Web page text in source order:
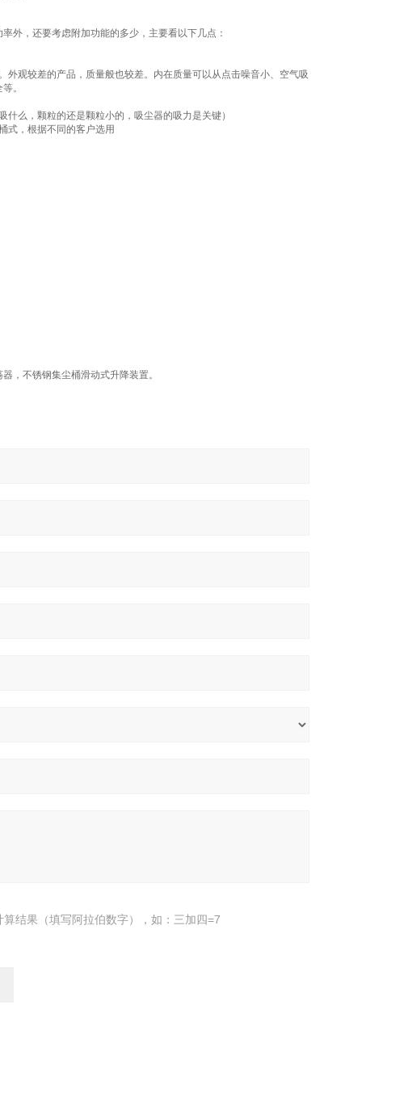
外，还要考虑附加功能的多少，主要看以下几点：
观较差的产品，质量般也较差。内在质量可以从点击噪音小、空气吸
。
么，颗粒的还是颗粒小的，吸尘器的吸力是关键）
式，根据不同的客户选用
，不锈钢集尘桶滑动式升降装置。
算结果（填写阿拉伯数字），如：三加四=7